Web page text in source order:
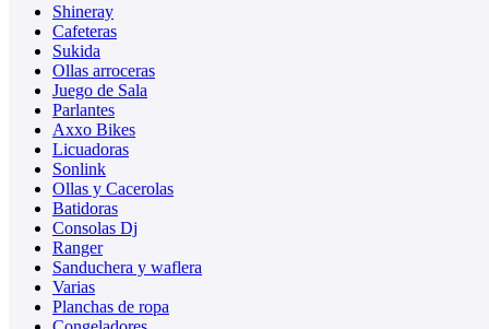
Shineray
Cafeteras
Sukida
Ollas arroceras
Juego de Sala
Parlantes
Axxo Bikes
Licuadoras
Sonlink
Ollas y Cacerolas
Batidoras
Consolas Dj
Ranger
Sanduchera y waflera
Varias
Planchas de ropa